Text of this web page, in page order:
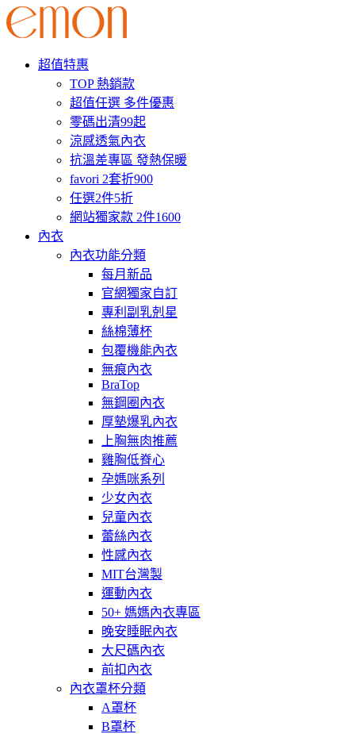
超值特惠
TOP 熱銷款
超值任選 多件優惠
零碼出清99起
涼感透氣內衣
抗溫差專區 發熱保暖
favori 2套折900
任選2件5折
網站獨家款 2件1600
內衣
內衣功能分類
每月新品
官網獨家自訂
專利副乳剋星
絲棉薄杯
包覆機能內衣
無痕內衣
BraTop
無鋼圈內衣
厚墊爆乳內衣
上胸無肉推薦
雞胸低脊心
孕媽咪系列
少女內衣
兒童內衣
蕾絲內衣
性感內衣
MIT台灣製
運動內衣
50+ 媽媽內衣專區
晚安睡眠內衣
大尺碼內衣
前扣內衣
內衣罩杯分類
A罩杯
B罩杯